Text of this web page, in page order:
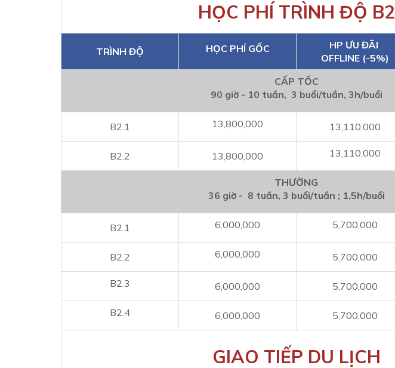
HỌC PHÍ TRÌNH ĐỘ B2
TRÌNH ĐỘ HỌC PHÍ GỐC
HP ƯU ĐÃI
OFFLINE (-5%)
CẤP TỐC
90 giờ - 10 tuần, 3 buổi/tuần, 3h/buổi
B2.1 13,800,000 13,110,000
B2.2 13,800,000 13,110,000
THƯỜNG
36 giờ - 8 tuần, 3 buổi/tuần ; 1,5h/buổi
B2.1 6,000,000 5,700,000
B2.2 6,000,000 5,700,000
B2.3 6,000,000 5,700,000
B2.4 6,000,000 5,700,000
GIAO TIẾP DU LỊCH